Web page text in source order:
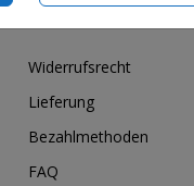
Informationen
Widerrufsrecht
Lieferung
Bezahlmethoden
FAQ